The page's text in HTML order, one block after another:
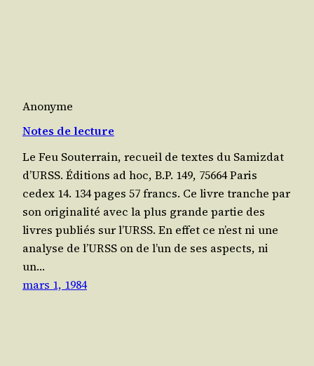
Anonyme
Notes de lecture
Le Feu Sou­ter­rain, recueil de textes du Samiz­dat
d’URSS. Édi­tions ad hoc, B.P. 149, 75664 Paris
cedex 14. 134 pages 57 francs. Ce livre tranche par
son ori­gi­na­li­té avec la plus grande par­tie des
livres publiés sur l’URSS. En effet ce n’est ni une
ana­lyse de l’URSS on de l’un de ses aspects, ni
un…
mars 1, 1984